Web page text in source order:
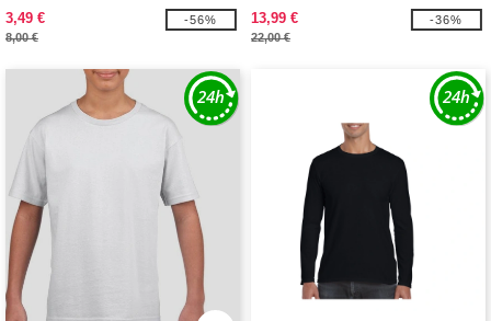
3,49 €
8,00 €
-56% 13,99 €
22,00 €
-36%